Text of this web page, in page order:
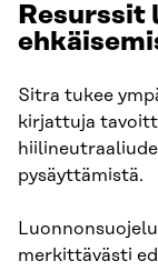
Resurssit
Sitra tukee
kirjattuja
pysäyttämistä.
merkittävästi